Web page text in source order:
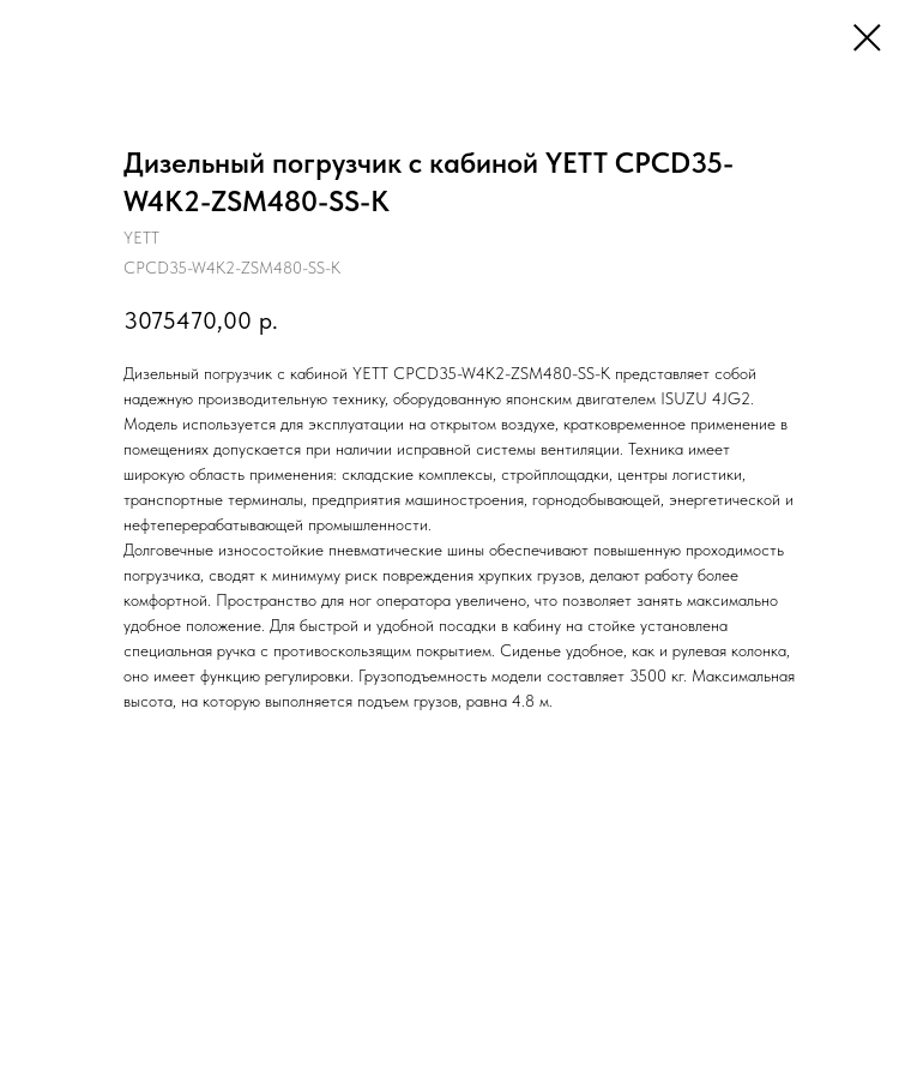
Дизельный погрузчик с кабиной YETT CPCD35-
W4K2-ZSM480-SS-K
YETT
CPCD35-W4K2-ZSM480-SS-K
3075470,00 р.
Дизельный погрузчик с кабиной YETT CPCD35-W4K2-ZSM480-SS-K представляет собой
надежную производительную технику, оборудованную японским двигателем ISUZU 4JG2.
Модель используется для эксплуатации на открытом воздухе, кратковременное применение в
помещениях допускается при наличии исправной системы вентиляции. Техника имеет
широкую область применения: складские комплексы, стройплощадки, центры логистики,
транспортные терминалы, предприятия машиностроения, горнодобывающей, энергетической и
нефтеперерабатывающей промышленности.
Долговечные износостойкие пневматические шины обеспечивают повышенную проходимость
погрузчика, сводят к минимуму риск повреждения хрупких грузов, делают работу более
комфортной. Пространство для ног оператора увеличено, что позволяет занять максимально
удобное положение. Для быстрой и удобной посадки в кабину на стойке установлена
специальная ручка с противоскользящим покрытием. Сиденье удобное, как и рулевая колонка,
оно имеет функцию регулировки. Грузоподъемность модели составляет 3500 кг. Максимальная
высота, на которую выполняется подъем грузов, равна 4.8 м.